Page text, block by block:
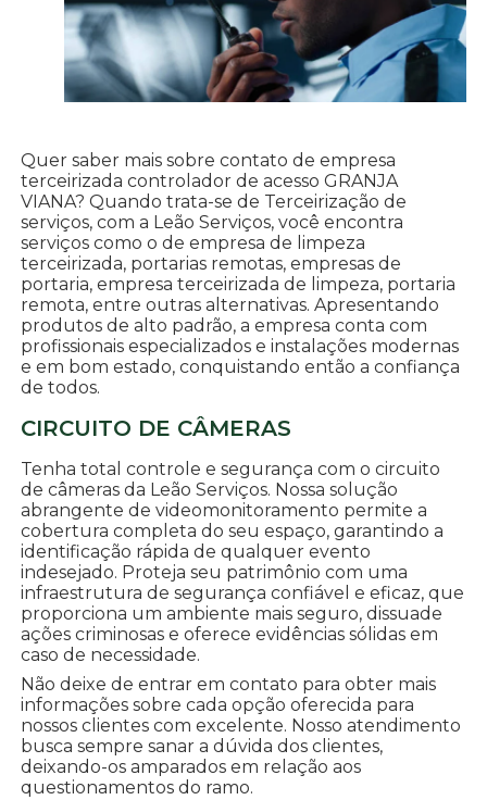
Quer saber mais sobre contato de empresa
terceirizada controlador de acesso GRANJA
VIANA? Quando trata-se de Terceirização de
serviços, com a Leão Serviços, você encontra
serviços como o de empresa de limpeza
terceirizada, portarias remotas, empresas de
portaria, empresa terceirizada de limpeza, portaria
remota, entre outras alternativas. Apresentando
produtos de alto padrão, a empresa conta com
profissionais especializados e instalações modernas
e em bom estado, conquistando então a confiança
de todos.
CIRCUITO DE CÂMERAS
Tenha total controle e segurança com o circuito
de câmeras da Leão Serviços. Nossa solução
abrangente de videomonitoramento permite a
cobertura completa do seu espaço, garantindo a
identificação rápida de qualquer evento
indesejado. Proteja seu patrimônio com uma
infraestrutura de segurança confiável e eficaz, que
proporciona um ambiente mais seguro, dissuade
ações criminosas e oferece evidências sólidas em
caso de necessidade.
Não deixe de entrar em contato para obter mais
informações sobre cada opção oferecida para
nossos clientes com excelente. Nosso atendimento
busca sempre sanar a dúvida dos clientes,
deixando-os amparados em relação aos
questionamentos do ramo.